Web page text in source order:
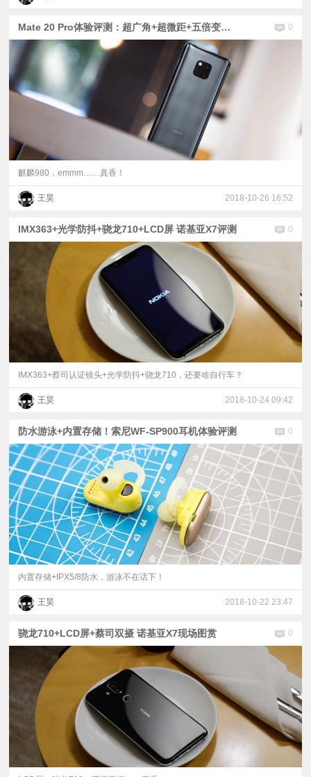
Mate 20 Pro体验评测：超广角+超微距+五倍变焦=全能拍照 0
麒麟980，emmm……真香！
王昊 2018-10-26 16:52
IMX363+光学防抖+骁龙710+LCD屏 诺基亚X7评测 0
IMX363+蔡司认证镜头+光学防抖+骁龙710，还要啥自行车？
王昊 2018-10-24 09:42
防水游泳+内置存储！索尼WF-SP900耳机体验评测 0
内置存储+IPX5/8防水，游泳不在话下！
王昊 2018-10-22 23:47
骁龙710+LCD屏+蔡司双摄 诺基亚X7现场图赏 0